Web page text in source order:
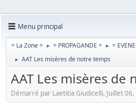
Menu principal
= La Zone = ► = PROPAGANDE = ► =
► AAT Les misères de notre temps
AAT Les misères de
Démarré par Laetitia Giudicelli, Juillet